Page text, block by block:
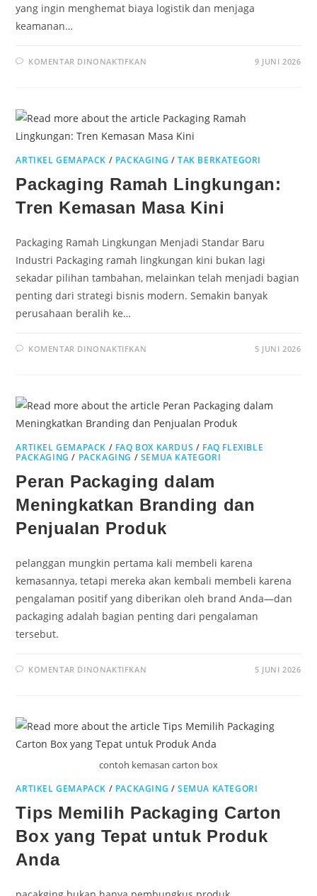
yang ingin menghemat biaya logistik dan menjaga
keamanan…
KOMENTAR DINONAKTIFKAN 9 JUNI 2026
ARTIKEL GEMAPACK / PACKAGING /TAK BERKATEGORI
Packaging Ramah Lingkungan:
Tren Kemasan Masa Kini
Packaging Ramah Lingkungan Menjadi Standar Baru
Industri Packaging ramah lingkungan kini bukan lagi
sekadar pilihan tambahan, melainkan telah menjadi bagian
penting dari strategi bisnis modern. Semakin banyak
perusahaan beralih ke…
KOMENTAR DINONAKTIFKAN 5 JUNI 2026
ARTIKEL GEMAPACK / FAQ BOX KARDUS / FAQ FLEXIBLE
PACKAGING / PACKAGING / SEMUA KATEGORI
Peran Packaging dalam
Meningkatkan Branding dan
Penjualan Produk
pelanggan mungkin pertama kali membeli karena
kemasannya, tetapi mereka akan kembali membeli karena
pengalaman positif yang diberikan oleh brand Anda—dan
packaging adalah bagian penting dari pengalaman
tersebut.
KOMENTAR DINONAKTIFKAN 5 JUNI 2026
contoh kemasan carton box
ARTIKEL GEMAPACK / PACKAGING /SEMUA KATEGORI
Tips Memilih Packaging Carton
Box yang Tepat untuk Produk
Anda